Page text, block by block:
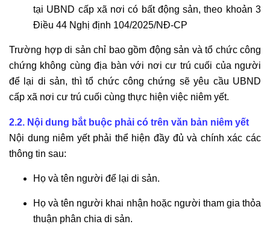
tại UBND cấp xã nơi có bất động sản, theo khoản 3
Điều 44 Nghị định 104/2025/NĐ-CP
Trường hợp di sản chỉ bao gồm động sản và tổ chức công
chứng không cùng địa bàn với nơi cư trú cuối của người
để lại di sản, thì tổ chức công chứng sẽ yêu cầu UBND
cấp xã nơi cư trú cuối cùng thực hiện việc niêm yết.
2.2. Nội dung bắt buộc phải có trên văn bản niêm yết
Nội dung niêm yết phải thể hiện đầy đủ và chính xác các
thông tin sau:
Họ và tên người để lại di sản.
Họ và tên người khai nhận hoặc người tham gia thỏa
thuận phân chia di sản.